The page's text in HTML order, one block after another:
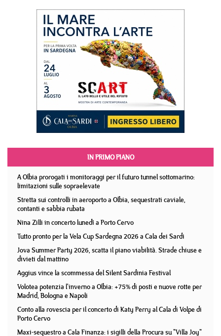
IN PRIMO PIANO
A Olbia prorogati i monitoraggi per il futuro tunnel sottomarino:
limitazioni sulle sopraelevate
Stretta sui controlli in aeroporto a Olbia, sequestrati caviale,
contanti e sabbia rubata
Nina Zilli in concerto lunedì a Porto Cervo
Tutto pronto per la Vela Cup Sardegna 2026 a Cala dei Sardi
Jova Summer Party 2026, scatta il piano viabilità. Strade chiuse e
divieti dal mattino
Aggius vince la scommessa del Silent Sardinia Festival
Volotea potenzia l'inverno a Olbia: +75% di posti e nuove rotte per
Madrid, Bologna e Napoli
Conto alla rovescia per il concerto di Katy Perry al Cala di Volpe di
Porto Cervo
Maxi-sequestro a Cala Finanza: i sigilli della Procura su "Villa Joy"